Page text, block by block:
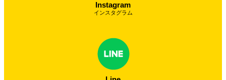
Instagram
インスタグラム